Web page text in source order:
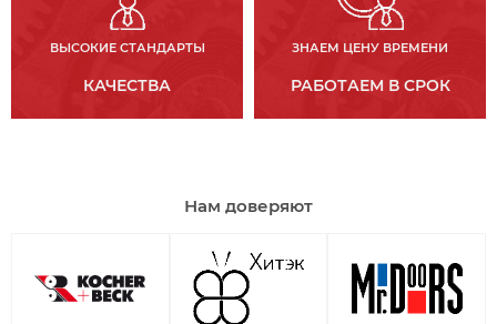
ВЫСОКИЕ СТАНДАРТЫ
КАЧЕСТВА
ЗНАЕМ ЦЕНУ ВРЕМЕНИ
РАБОТАЕМ В СРОК
Нам доверяют